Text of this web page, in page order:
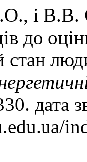
і В.В.
до
стан
дата